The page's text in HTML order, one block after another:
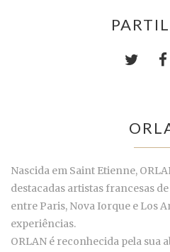
Nascida em Saint Etienne,
destacadas artistas francesas
entre Paris, Nova Iorque e Los
experiências.
ORLAN é reconhecida pela sua